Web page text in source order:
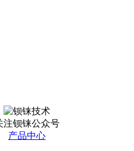
注钡铼公众号
产品中心